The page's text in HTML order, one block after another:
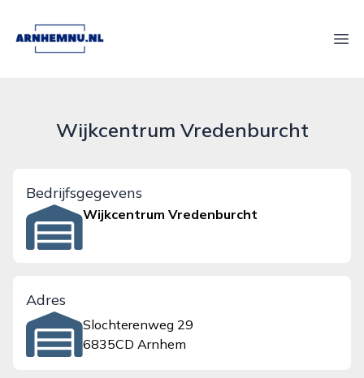
arnhemnu.nl
Wijkcentrum Vredenburcht
Bedrijfsgegevens
Wijkcentrum Vredenburcht
Adres
Slochterenweg 29
6835CD Arnhem